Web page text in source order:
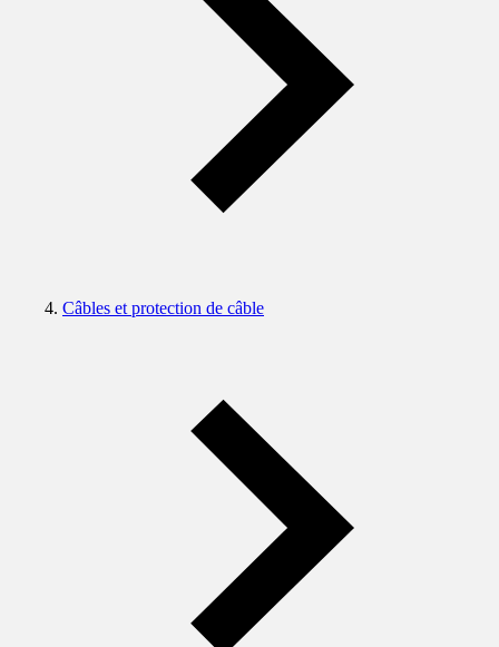
Câbles et protection de câble